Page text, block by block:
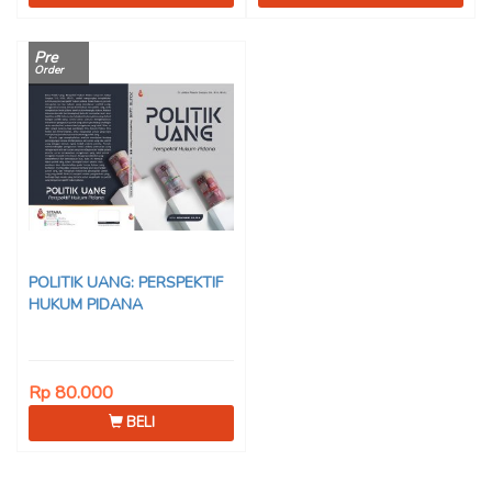
Pre
Order
POLITIK UANG: PERSPEKTIF
HUKUM PIDANA
Rp 80.000
BELI